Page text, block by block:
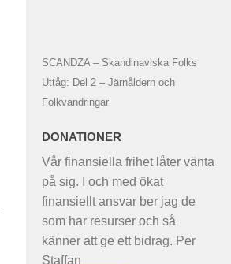
SCANDZA – Skandinaviska Folks
Uttåg: Del 2 – Järnåldern och
Folkvandringar
DONATIONER
Vår finansiella frihet låter vänta
på sig. I och med ökat
finansiellt ansvar ber jag de
som har resurser och så
känner att ge ett bidrag. Per
Staffan